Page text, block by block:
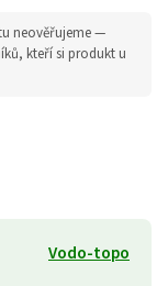
neověřujeme —
kteří si produkt u
Vodo-topo